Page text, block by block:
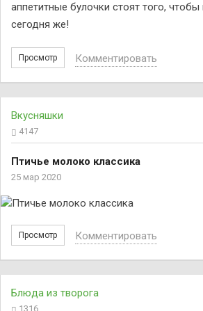
аппетитные булочки стоят того, чтобы
сегодня же!
Просмотр Комментировать
Вкусняшки
4147
Птичье молоко классика
25 мар 2020
Просмотр Комментировать
Блюда из творога
1316